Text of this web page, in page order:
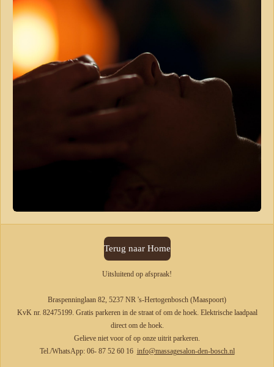
Terug naar Home
Uitsluitend op afspraak!
Braspenninglaan 82, 5237 NR 's-Hertogenbosch (Maaspoort)
KvK nr. 82475199. Gratis parkeren in de straat of om de hoek. Elektrische laadpaal
direct om de hoek.
Gelieve niet voor of op onze uitrit parkeren.
Tel./WhatsApp: 06- 87 52 60 16 info@massagesalon-den-bosch.nl